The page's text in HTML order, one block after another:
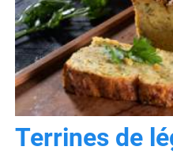
Terrines de